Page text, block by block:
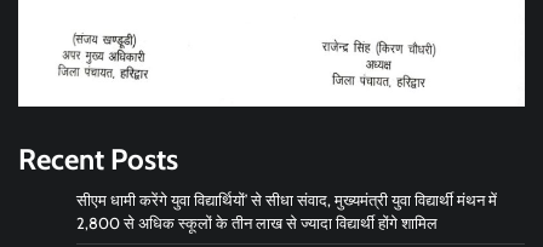
Recent Posts
सीएम धामी करेंगे युवा विद्यार्थियों’ से सीधा संवाद, मुख्यमंत्री युवा विद्यार्थी मंथन में
2,800 से अधिक स्कूलों के तीन लाख से ज्यादा विद्यार्थी होंगे शामिल